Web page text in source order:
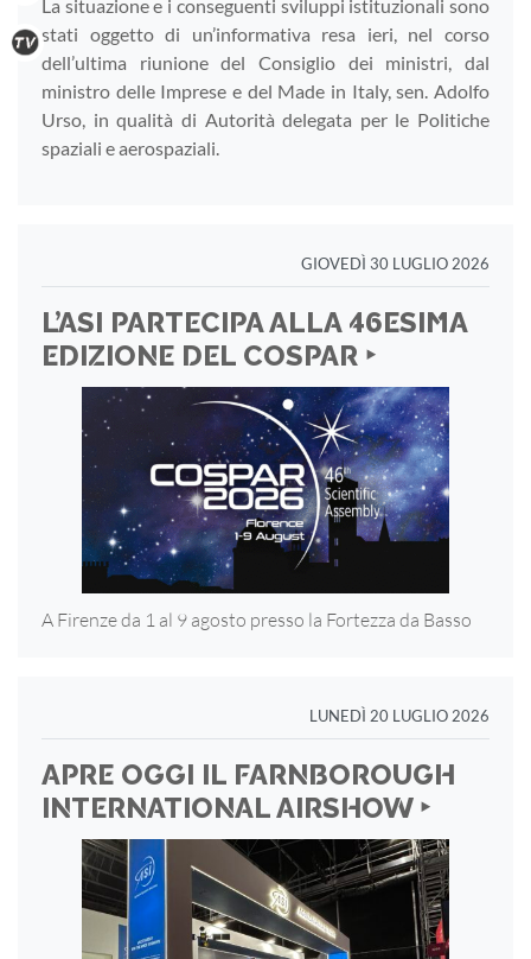
La situazione e i conseguenti sviluppi istituzionali sono
stati oggetto di un’informativa resa ieri, nel corso
dell’ultima riunione del Consiglio dei ministri, dal
ministro delle Imprese e del Made in Italy, sen. Adolfo
Urso, in qualità di Autorità delegata per le Politiche
spaziali e aerospaziali.
GIOVEDÌ 30 LUGLIO 2026
L’ASI PARTECIPA ALLA 46ESIMA
EDIZIONE DEL COSPAR ‣
A Firenze da 1 al 9 agosto presso la Fortezza da Basso
LUNEDÌ 20 LUGLIO 2026
APRE OGGI IL FARNBOROUGH
INTERNATIONAL AIRSHOW ‣